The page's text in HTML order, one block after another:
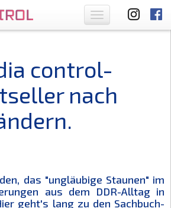
Toggle
navigation
control-
nach
das "ungläubige Staunen" im
aus dem DDR-Alltag in
geht's lang zu den Sachbuch-